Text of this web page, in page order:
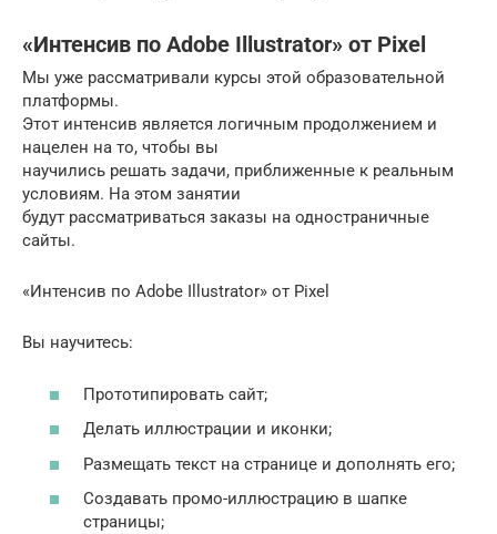
«Интенсив по Adobe Illustrator» от Pixel
Мы уже рассматривали курсы этой образовательной
платформы.
Этот интенсив является логичным продолжением и
нацелен на то, чтобы вы
научились решать задачи, приближенные к реальным
условиям. На этом занятии
будут рассматриваться заказы на одностраничные
сайты.
«Интенсив по Adobe Illustrator» от Pixel
Вы научитесь:
Прототипировать сайт;
Делать иллюстрации и иконки;
Размещать текст на странице и дополнять его;
Создавать промо-иллюстрацию в шапке
страницы;